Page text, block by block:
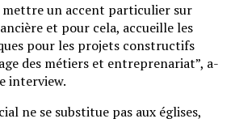
mettre un accent particulier sur
et pour cela, accueille les
pour les projets constructifs
des métiers et entreprenariat”, a-
interview.
ne se substitue pas aux églises,